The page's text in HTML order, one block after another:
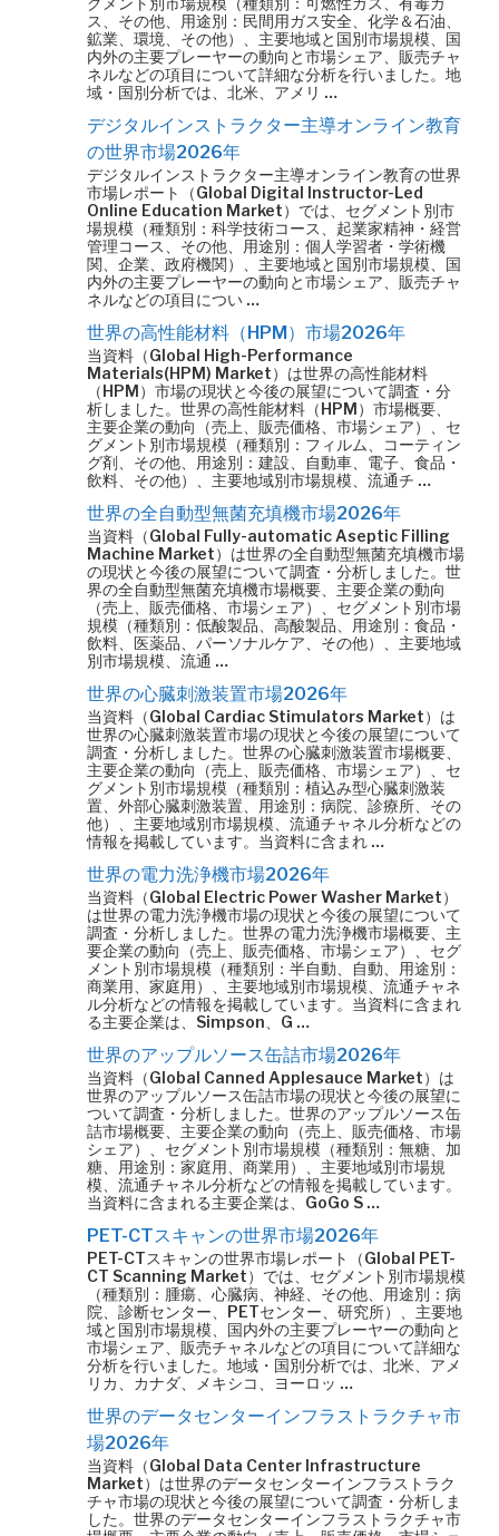
ス、その他、用途別：民間用ガス安全、化学＆石油、
鉱業、環境、その他）、主要地域と国別市場規模、国
内外の主要プレーヤーの動向と市場シェア、販売チャ
ネルなどの項目について詳細な分析を行いました。地
域・国別分析では、北米、アメリ …
デジタルインストラクター主導オンライン教育
の世界市場2026年
デジタルインストラクター主導オンライン教育の世界
市場レポート（Global Digital Instructor-Led
Online Education Market）では、セグメント別市
場規模（種類別：科学技術コース、起業家精神・経営
管理コース、その他、用途別：個人学習者・学術機
関、企業、政府機関）、主要地域と国別市場規模、国
内外の主要プレーヤーの動向と市場シェア、販売チャ
ネルなどの項目につい …
世界の高性能材料（HPM）市場2026年
当資料（Global High-Performance
Materials(HPM) Market）は世界の高性能材料
（HPM）市場の現状と今後の展望について調査・分
析しました。世界の高性能材料（HPM）市場概要、
主要企業の動向（売上、販売価格、市場シェア）、セ
グメント別市場規模（種類別：フィルム、コーティン
グ剤、その他、用途別：建設、自動車、電子、食品・
飲料、その他）、主要地域別市場規模、流通チ …
世界の全自動型無菌充填機市場2026年
当資料（Global Fully-automatic Aseptic Filling
Machine Market）は世界の全自動型無菌充填機市場
の現状と今後の展望について調査・分析しました。世
界の全自動型無菌充填機市場概要、主要企業の動向
（売上、販売価格、市場シェア）、セグメント別市場
規模（種類別：低酸製品、高酸製品、用途別：食品・
飲料、医薬品、パーソナルケア、その他）、主要地域
別市場規模、流通 …
世界の心臓刺激装置市場2026年
当資料（Global Cardiac Stimulators Market）は
世界の心臓刺激装置市場の現状と今後の展望について
調査・分析しました。世界の心臓刺激装置市場概要、
主要企業の動向（売上、販売価格、市場シェア）、セ
グメント別市場規模（種類別：植込み型心臓刺激装
置、外部心臓刺激装置、用途別：病院、診療所、その
他）、主要地域別市場規模、流通チャネル分析などの
情報を掲載しています。当資料に含まれ …
世界の電力洗浄機市場2026年
当資料（Global Electric Power Washer Market）
は世界の電力洗浄機市場の現状と今後の展望について
調査・分析しました。世界の電力洗浄機市場概要、主
要企業の動向（売上、販売価格、市場シェア）、セグ
メント別市場規模（種類別：半自動、自動、用途別：
商業用、家庭用）、主要地域別市場規模、流通チャネ
ル分析などの情報を掲載しています。当資料に含まれ
る主要企業は、Simpson、G …
世界のアップルソース缶詰市場2026年
当資料（Global Canned Applesauce Market）は
世界のアップルソース缶詰市場の現状と今後の展望に
ついて調査・分析しました。世界のアップルソース缶
詰市場概要、主要企業の動向（売上、販売価格、市場
シェア）、セグメント別市場規模（種類別：無糖、加
糖、用途別：家庭用、商業用）、主要地域別市場規
模、流通チャネル分析などの情報を掲載しています。
当資料に含まれる主要企業は、GoGo S …
PET-CTスキャンの世界市場2026年
PET-CTスキャンの世界市場レポート（Global PET-
CT Scanning Market）では、セグメント別市場規模
（種類別：腫瘍、心臓病、神経、その他、用途別：病
院、診断センター、PETセンター、研究所）、主要地
域と国別市場規模、国内外の主要プレーヤーの動向と
市場シェア、販売チャネルなどの項目について詳細な
分析を行いました。地域・国別分析では、北米、アメ
リカ、カナダ、メキシコ、ヨーロッ …
世界のデータセンターインフラストラクチャ市
場2026年
当資料（Global Data Center Infrastructure
Market）は世界のデータセンターインフラストラク
チャ市場の現状と今後の展望について調査・分析しま
した。世界のデータセンターインフラストラクチャ市